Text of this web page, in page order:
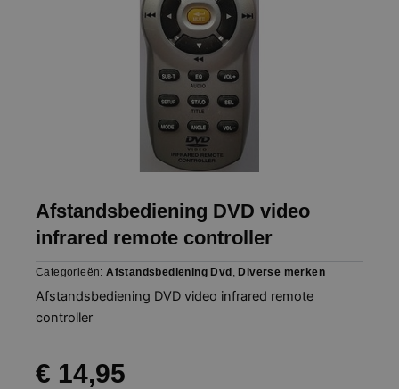
Afstandsbediening DVD video
infrared remote controller
Categorieën: Afstandsbediening Dvd , Diverse merken
Afstandsbediening DVD video infrared remote
controller
€ 14,95